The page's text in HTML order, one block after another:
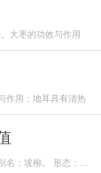
大枣的功效与作用
作用：地耳具有清热
名：坡柳。 形态：车